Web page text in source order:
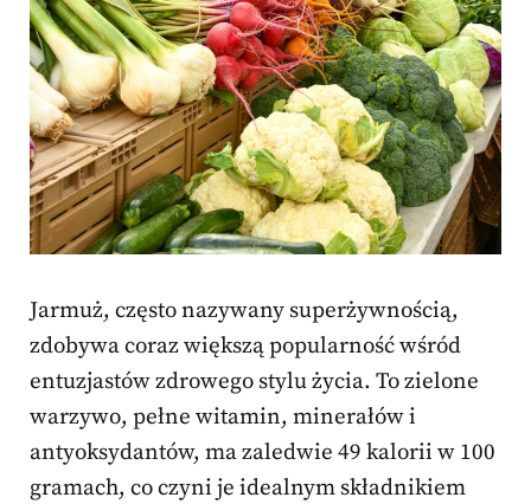
Jarmuż, często nazywany superżywnością,
zdobywa coraz większą popularność wśród
entuzjastów zdrowego stylu życia. To zielone
warzywo, pełne witamin, minerałów i
antyoksydantów, ma zaledwie 49 kalorii w 100
gramach, co czyni je idealnym składnikiem